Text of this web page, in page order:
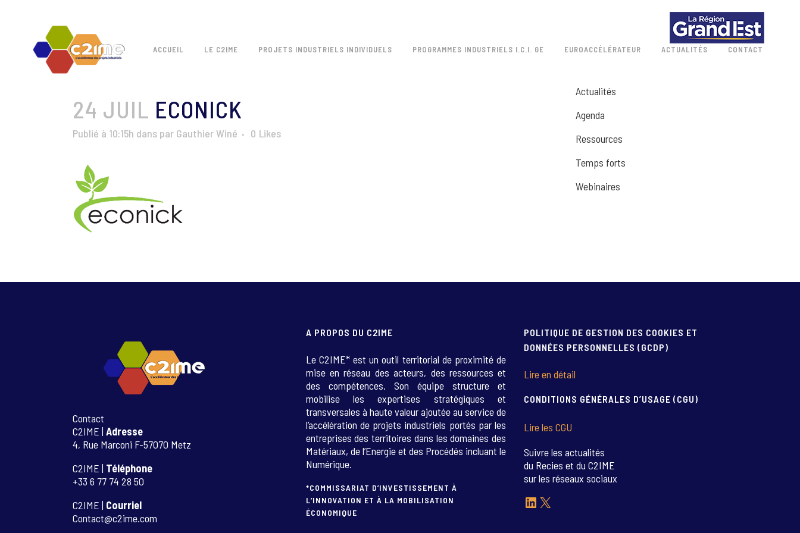
ACCUEIL LE C2IME PROJETS INDUSTRIELS INDIVIDUELS PROGRAMMES INDUSTRIELS I.C.I. GE EUROACCÉLÉRATEUR ACTUALITÉS CONTACT
24 JUIL ECONICK
Publié à 10:15h dans par Gauthier Winé 0 Likes
Actualités
Agenda
Ressources
Temps forts
Webinaires
Contact
C2IME | Adresse
4, Rue Marconi F-57070 Metz
C2IME | Téléphone
+33 6 77 74 28 50
C2IME | Courriel
Contact@c2ime.com
A PROPOS DU C2IME
Le C2IME* est un outil territorial de proximité de
mise en réseau des acteurs, des ressources et
des compétences. Son équipe structure et
mobilise les expertises stratégiques et
transversales à haute valeur ajoutée au service de
l’accélération de projets industriels portés par les
entreprises des territoires dans les domaines des
Matériaux, de l’Energie et des Procédés incluant le
Numérique.
*COMMISSARIAT D’INVESTISSEMENT À
L’INNOVATION ET À LA MOBILISATION
ÉCONOMIQUE
POLITIQUE DE GESTION DES COOKIES ET
DONNÉES PERSONNELLES (GCDP)
Lire en détail
CONDITIONS GÉNÉRALES D’USAGE (CGU)
Lire les CGU
Suivre les actualités
du Recies et du C2IME
sur les réseaux sociaux
LinkedIn
X